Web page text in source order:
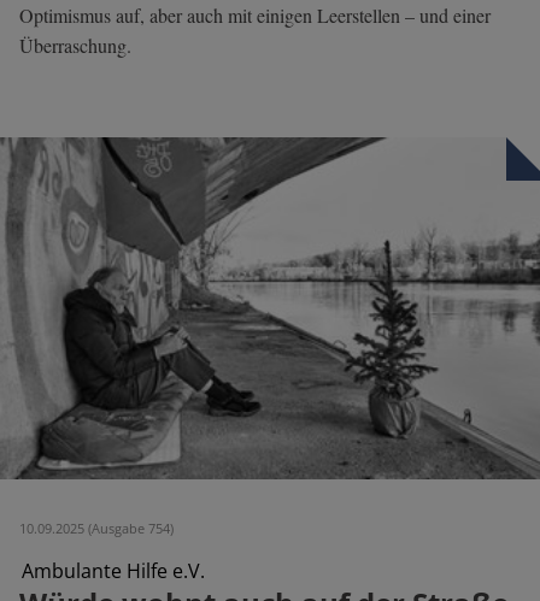
Optimismus auf, aber auch mit einigen Leerstellen – und einer
Überraschung.
10.09.2025 (Ausgabe 754)
Ambulante Hilfe e.V.